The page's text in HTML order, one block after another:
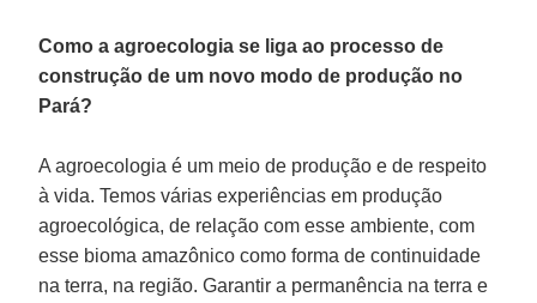
Como a agroecologia se liga ao processo de
construção de um novo modo de produção no
Pará?
A agroecologia é um meio de produção e de respeito
à vida. Temos várias experiências em produção
agroecológica, de relação com esse ambiente, com
esse bioma amazônico como forma de continuidade
na terra, na região. Garantir a permanência na terra e